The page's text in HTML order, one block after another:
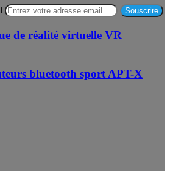
de réalité virtuelle VR
bluetooth sport APT-X